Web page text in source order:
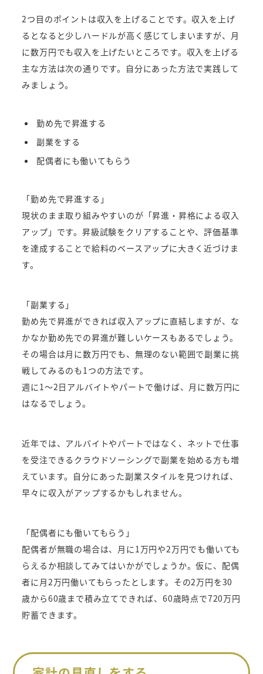
2つ目のポイントは収入を上げることです。収入を上げ
るとなると少しハードルが高く感じてしまいますが、月
に数万円でも収入を上げたいところです。収入を上げる
主な方法は次の通りです。自分にあった方法で実践して
みましょう。
勤め先で昇進する
副業をする
配偶者にも働いてもらう
「勤め先で昇進する」
現状のまま取り組みやすいのが「昇進・昇格による収入
アップ」です。昇級試験をクリアすることや、評価基準
を達成することで給料のベースアップに大きく近づけま
す。
「副業する」
勤め先で昇進ができれば収入アップに直結しますが、な
かなか勤め先での昇進が難しいケースもあるでしょう。
その場合は月に数万円でも、無理のない範囲で副業に挑
戦してみるのも1つの方法です。
週に1～2日アルバイトやパートで働けば、月に数万円に
はなるでしょう。
近年では、アルバイトやパートではなく、ネットで仕事
を受注できるクラウドソーシングで副業を始める方も増
えています。自分にあった副業スタイルを見つければ、
早々に収入がアップするかもしれません。
「配偶者にも働いてもらう」
配偶者が無職の場合は、月に1万円や2万円でも働いても
らえるか相談してみてはいかがでしょうか。仮に、配偶
者に月2万円働いてもらったとします。その2万円を30
歳から60歳まで積み立てできれば、60歳時点で720万円
貯蓄できます。